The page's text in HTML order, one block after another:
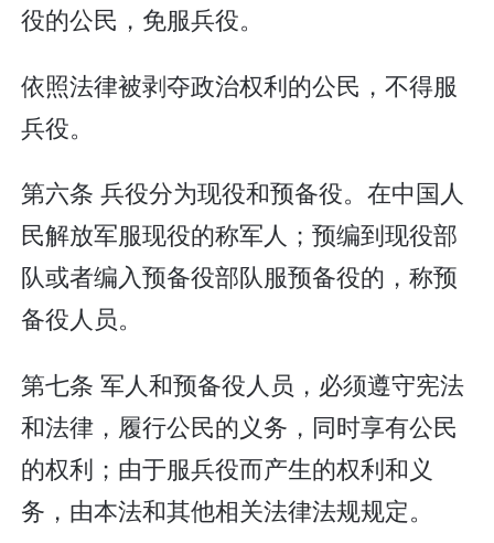
役的公民，免服兵役。
依照法律被剥夺政治权利的公民，不得服
兵役。
第六条 兵役分为现役和预备役。在中国人
民解放军服现役的称军人；预编到现役部
队或者编入预备役部队服预备役的，称预
备役人员。
第七条 军人和预备役人员，必须遵守宪法
和法律，履行公民的义务，同时享有公民
的权利；由于服兵役而产生的权利和义
务，由本法和其他相关法律法规规定。